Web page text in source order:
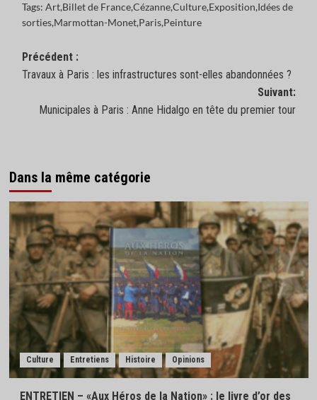
Tags: Art,Billet de France,Cézanne,Culture,Exposition,Idées de
sorties,Marmottan-Monet,Paris,Peinture
Navigation
d’article
Précédent :
Travaux à Paris : les infrastructures sont-elles abandonnées ?
Suivant:
Municipales à Paris : Anne Hidalgo en tête du premier tour
Dans la même catégorie
Culture Entretiens Histoire Opinions
ENTRETIEN – «Aux Héros de la Nation» : le livre d’or des